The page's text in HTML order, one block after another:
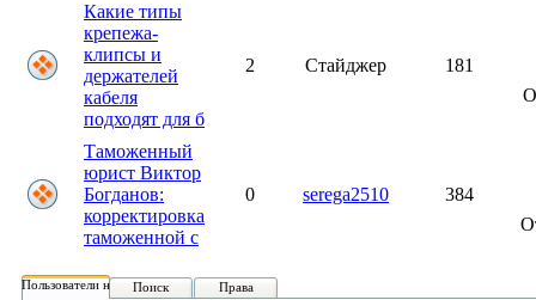
Какие типы
крепежа-
клипсы и
держателей
кабеля
подходят для б
2 Стайджер
181
Таможенный
юрист Виктор
Богданов:
корректировка
таможенной с
0 serega2510
384
Пользователи на форуме:
Поиск Права